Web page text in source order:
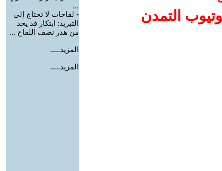
التمدن
...
- لقاحات لا تحتاج إلى
التبريد: ابتكار قد يحد
من هدر نصف اللقاح ...
المزيد.....
المزيد.....